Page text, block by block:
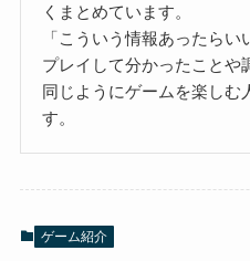
くまとめています。
「こういう情報あったら
プレイして分かったことや
同じようにゲームを楽しむ
す。
ゲーム紹介